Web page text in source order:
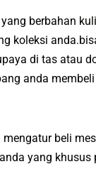
berbahan
koleksi
di tas atau
anda
beli
yang khusus